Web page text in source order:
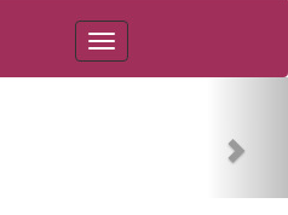
PAOT